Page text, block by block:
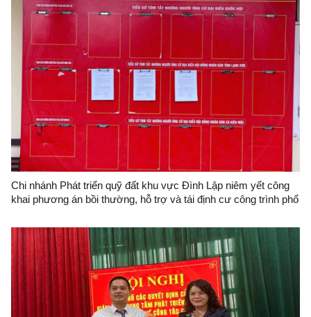
Chi nhánh Phát triển quỹ đất khu vực Đình Lập niêm yết công
khai phương án bồi thường, hỗ trợ và tái định cư công trình phổ